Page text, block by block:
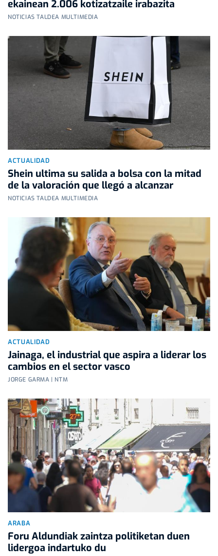
ekainean 2.006 kotizatzaile irabazita
NOTICIAS TALDEA MULTIMEDIA
ACTUALIDAD
Shein ultima su salida a bolsa con la mitad
de la valoración que llegó a alcanzar
NOTICIAS TALDEA MULTIMEDIA
ACTUALIDAD
Jainaga, el industrial que aspira a liderar los
cambios en el sector vasco
JORGE GARMA | NTM
ARABA
Foru Aldundiak zaintza politiketan duen
lidergoa indartuko du